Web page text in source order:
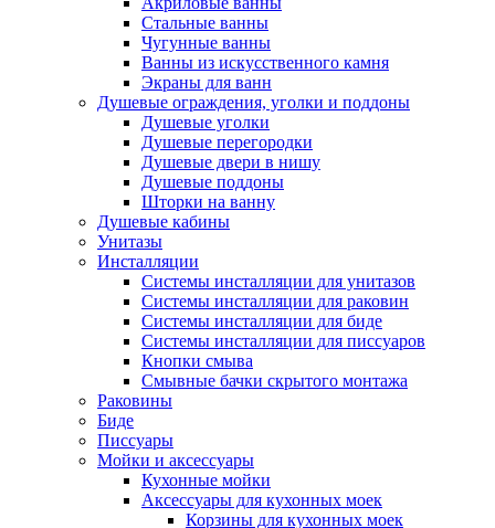
Стальные ванны
Чугунные ванны
Ванны из искусственного камня
Экраны для ванн
Душевые ограждения, уголки и поддоны
Душевые уголки
Душевые перегородки
Душевые двери в нишу
Душевые поддоны
Шторки на ванну
Душевые кабины
Унитазы
Инсталляции
Системы инсталляции для унитазов
Системы инсталляции для раковин
Системы инсталляции для биде
Системы инсталляции для писсуаров
Кнопки смыва
Смывные бачки скрытого монтажа
Раковины
Биде
Писсуары
Мойки и аксессуары
Кухонные мойки
Аксессуары для кухонных моек
Корзины для кухонных моек